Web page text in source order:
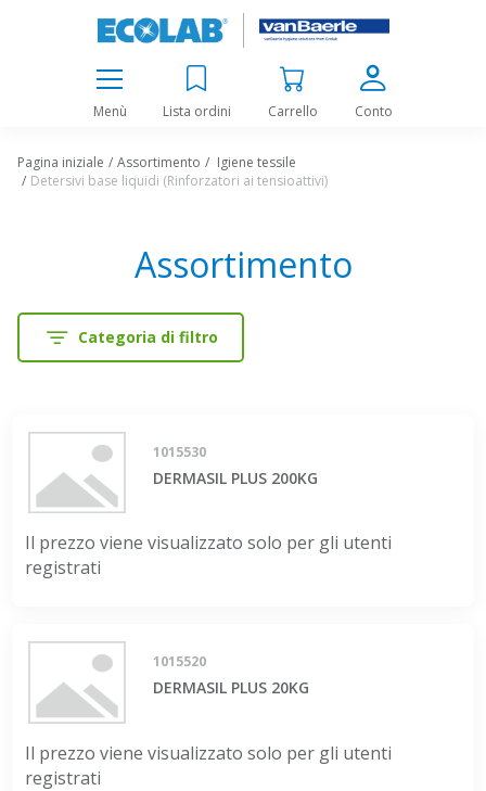
Menù Lista ordini Carrello Conto
Pagina iniziale Assortimento
Igiene tessile
Detersivi base liquidi (Rinforzatori ai tensioattivi)
Assortimento
Categoria di filtro
1015530
DERMASIL PLUS 200KG
Il prezzo viene visualizzato solo per gli utenti
registrati
1015520
DERMASIL PLUS 20KG
Il prezzo viene visualizzato solo per gli utenti
registrati